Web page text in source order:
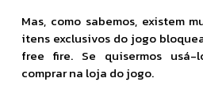
Mas, como sabemos, existem
itens exclusivos do jogo
free fire. Se quisermos usá-
comprar na loja do jogo.